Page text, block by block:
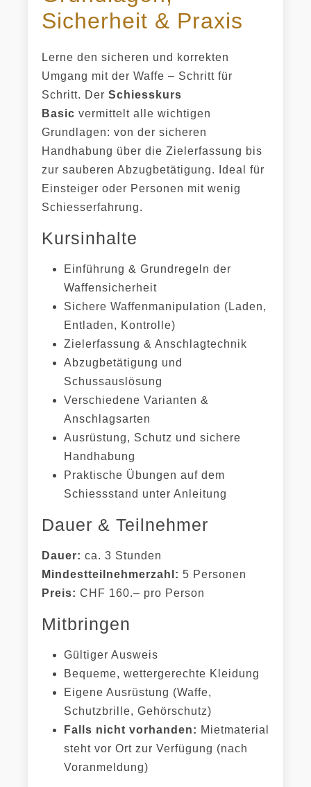
Sicherheit & Praxis
Lerne den sicheren und korrekten
Umgang mit der Waffe – Schritt für
Schritt. Der Schiesskurs
Basic vermittelt alle wichtigen
Grundlagen: von der sicheren
Handhabung über die Zielerfassung bis
zur sauberen Abzugbetätigung. Ideal für
Einsteiger oder Personen mit wenig
Schiesserfahrung.
Kursinhalte
Einführung & Grundregeln der
Waffensicherheit
Sichere Waffenmanipulation (Laden,
Entladen, Kontrolle)
Zielerfassung & Anschlagtechnik
Abzugbetätigung und
Schussauslösung
Verschiedene Varianten &
Anschlagsarten
Ausrüstung, Schutz und sichere
Handhabung
Praktische Übungen auf dem
Schiessstand unter Anleitung
Dauer & Teilnehmer
Dauer: ca. 3 Stunden
Mindestteilnehmerzahl: 5 Personen
Preis: CHF 160.– pro Person
Mitbringen
Gültiger Ausweis
Bequeme, wettergerechte Kleidung
Eigene Ausrüstung (Waffe,
Schutzbrille, Gehörschutz)
Falls nicht vorhanden: Mietmaterial
steht vor Ort zur Verfügung (nach
Voranmeldung)